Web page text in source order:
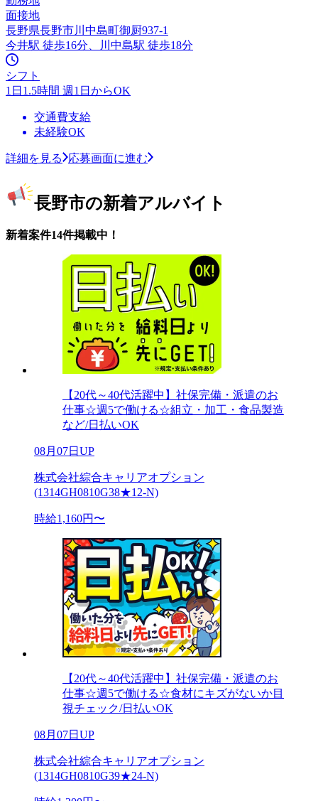
面接地
長野県長野市川中島町御厨937-1
今井駅 徒歩16分、川中島駅 徒歩18分
シフト
1日1.5時間 週1日からOK
交通費支給
未経験OK
詳細を見る 応募画面に進む
長野市の新着アルバイト
新着案件14件掲載中！
【20代～40代活躍中】社保完備・派遣のお
仕事☆週5で働ける☆組立・加工・食品製造
など/日払いOK
08月07日UP
株式会社綜合キャリアオプション
(1314GH0810G38★12-N)
時給1,160円〜
【20代～40代活躍中】社保完備・派遣のお
仕事☆週5で働ける☆食材にキズがないか目
視チェック/日払いOK
08月07日UP
株式会社綜合キャリアオプション
(1314GH0810G39★24-N)